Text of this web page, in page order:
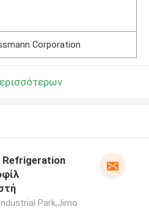
Corporation
Refrigeration
Park,Jimo